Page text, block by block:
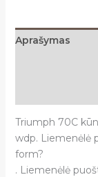
Aprašymas
Triumph 70C
wdp. Liemenėlė
form?
. Liemenėlė